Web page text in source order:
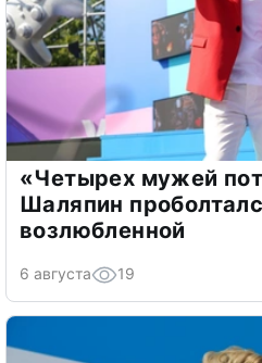
«Четырех мужей
Шаляпин
возлюбленной
6 августа 19